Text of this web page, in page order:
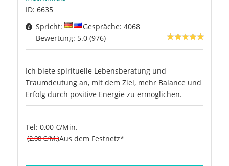
ID: 6635
Spricht:
Gespräche: 4068
Bewertung: 5.0 (976)
Ich biete spirituelle Lebensberatung und
Traumdeutung an, mit dem Ziel, mehr Balance und
Erfolg durch positive Energie zu ermöglichen.
Tel: 0,00 €/Min.
(2.08 €/M.)Aus dem Festnetz*